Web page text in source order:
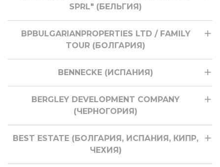
SPRL" (БЕЛЬГИЯ)
BPBULGARIANPROPERTIES LTD / FAMILY
TOUR (БОЛГАРИЯ)
BENNECKE (ИСПАНИЯ)
BERGLEY DEVELOPMENT COMPANY
(ЧЕРНОГОРИЯ)
BEST ESTATE (БОЛГАРИЯ, ИСПАНИЯ, КИПР,
ЧЕХИЯ)